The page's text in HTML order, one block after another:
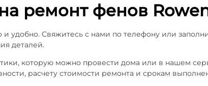
ремонт фенов
удобно. Свяжитесь с нами по телефону или
деталей.
которую можно провести дома или в нашем
расчету стоимости ремонта и срокам